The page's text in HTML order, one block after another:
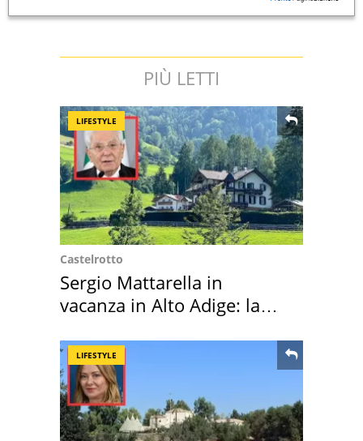
PIÙ LETTI
LIFESTYLE
Castelrotto
Sergio Mattarella in
vacanza in Alto Adige: la
LIFESTYLE